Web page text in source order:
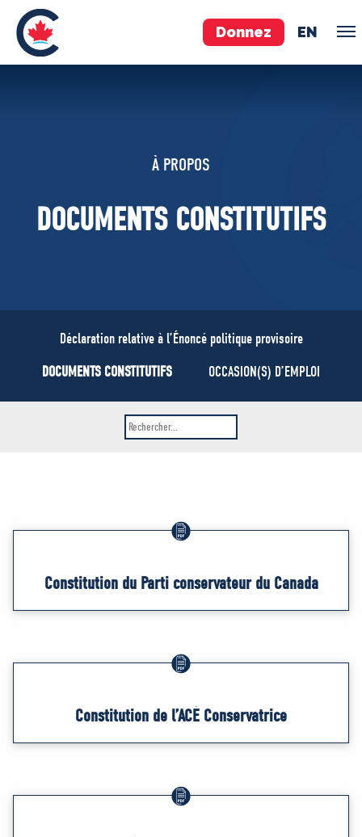
Donnez EN
Vos députés conservateurs
Exécutif national
MÉDIAS
BÉNÉVOLE
ADHÉREZ
À PROPOS
DOCUMENTS CONSTITUTIFS
Déclaration relative à l’Énoncé politique provisoire
DOCUMENTS CONSTITUTIFS
OCCASION(S) D’EMPLOI
Constitution du Parti conservateur du Canada
Constitution de l’ACÉ Conservatrice